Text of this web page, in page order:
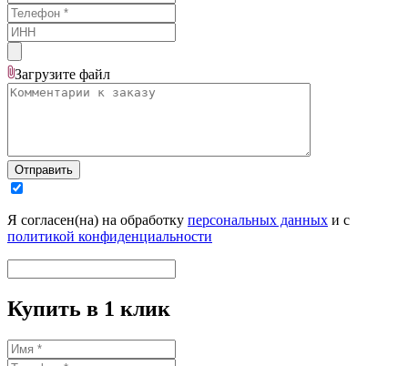
Загрузите файл
Отправить
Я согласен(на) на обработку персональных данных и с
политикой конфиденциальности
Купить в 1 клик